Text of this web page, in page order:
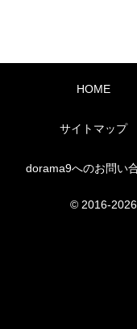
HOME
サイトマップ
dorama9へのお問い
© 2016-